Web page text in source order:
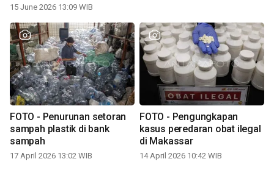
15 June 2026 13:09 WIB
FOTO - Penurunan setoran
sampah plastik di bank
sampah
17 April 2026 13:02 WIB
FOTO - Pengungkapan
kasus peredaran obat ilegal
di Makassar
14 April 2026 10:42 WIB